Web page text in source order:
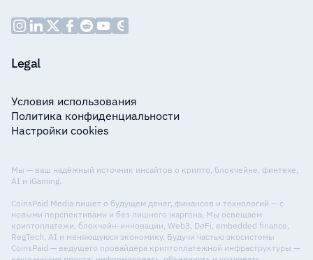
Legal
Условия использования
Политика конфиденциальности
Настройки cookies
Мы — ваш надёжный источник инсайтов о крипто, блокчейне, финтехе,
AI и iGaming.
CoinsPaid Media пишет о будущем денег, финансов и технологий — с
новыми перспективами и без лишнего жаргона. Мы освещаем
криптоплатежи, блокчейн-инновации, Web3, DeFi, embedded finance,
RegTech, AI и меняющуюся экономику. Будучи частью экосистемы
CoinsPaid — ведущего провайдера криптоплатежной инфраструктуры —